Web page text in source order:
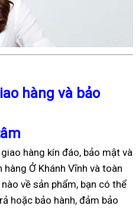
hàng và bảo
hàng kín đáo, bảo mật và
Ở Khánh Vĩnh và toàn
về sản phẩm, bạn có thể
hoặc bảo hành, đảm bảo